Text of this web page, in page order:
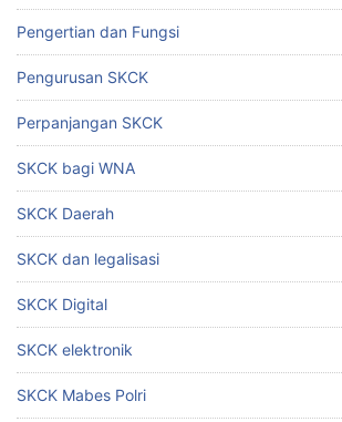
Pengertian dan Fungsi
Pengurusan SKCK
Perpanjangan SKCK
SKCK bagi WNA
SKCK Daerah
SKCK dan legalisasi
SKCK Digital
SKCK elektronik
SKCK Mabes Polri